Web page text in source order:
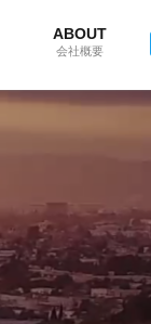
ABOUT
会社概要